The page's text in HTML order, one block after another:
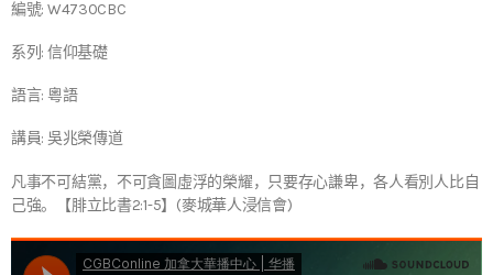
編號: W4730CBC
系列: 信仰基礎
語言: 粵語
講員: 吳兆榮傳道
凡事不可結黨，不可貪圖虛浮的榮耀，只要存心謙卑，各人看別人比自
己強。【腓立比書2:1-5】(麥城華人浸信會)